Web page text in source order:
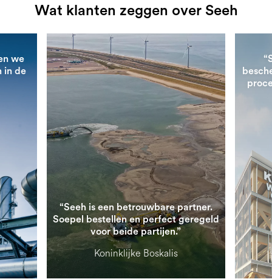
Wat klanten zeggen over Seeh
we
in de
“Seeh is een betrouwbare partner.
Soepel bestellen en perfect geregeld
voor beide partijen.”
Koninklijke Boskalis